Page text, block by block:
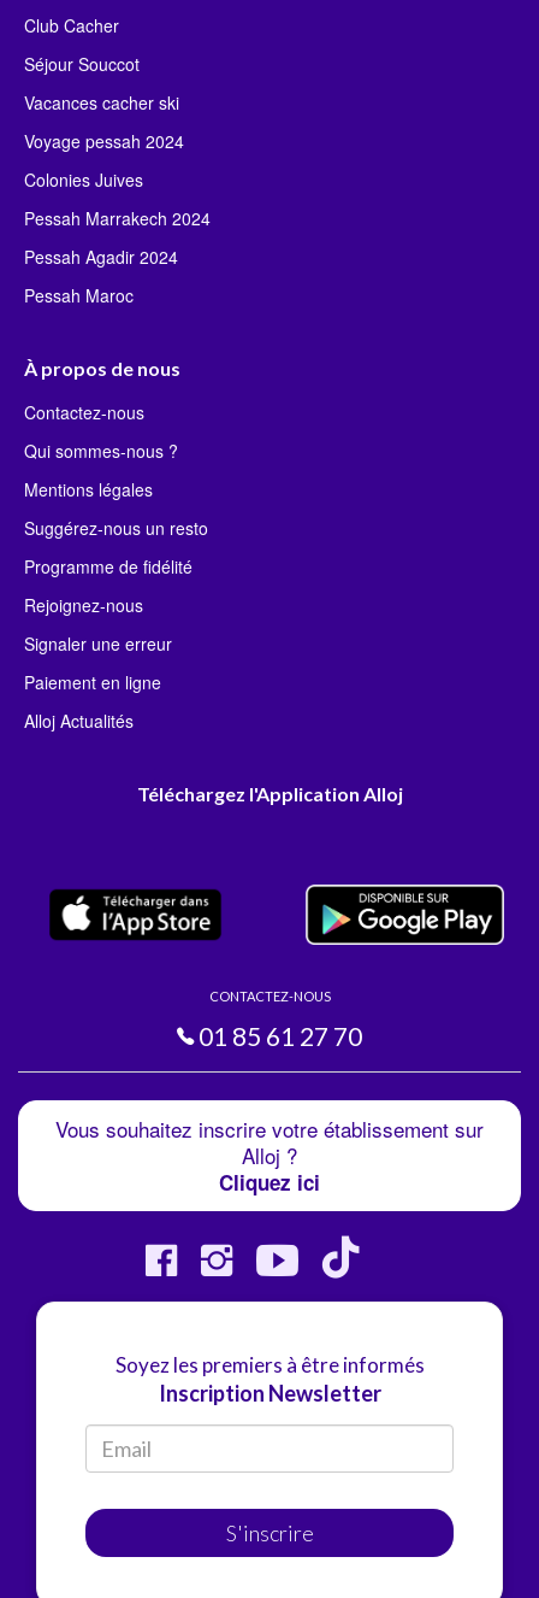
Club Cacher
Séjour Souccot
Vacances cacher ski
Voyage pessah 2024
Colonies Juives
Pessah Marrakech 2024
Pessah Agadir 2024
Pessah Maroc
À propos de nous
Contactez-nous
Qui sommes-nous ?
Mentions légales
Suggérez-nous un resto
Programme de fidélité
Rejoignez-nous
Signaler une erreur
Paiement en ligne
Alloj Actualités
Téléchargez l'Application Alloj
CONTACTEZ-NOUS
01 85 61 27 70
Vous souhaitez inscrire votre établissement sur
Alloj ?
Cliquez ici
Soyez les premiers à être informés
Inscription Newsletter
S'inscrire